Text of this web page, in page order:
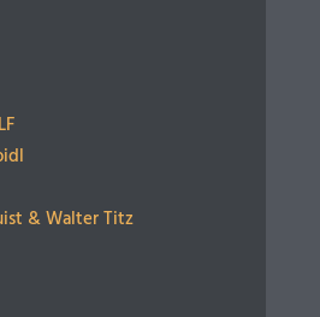
& Walter Titz